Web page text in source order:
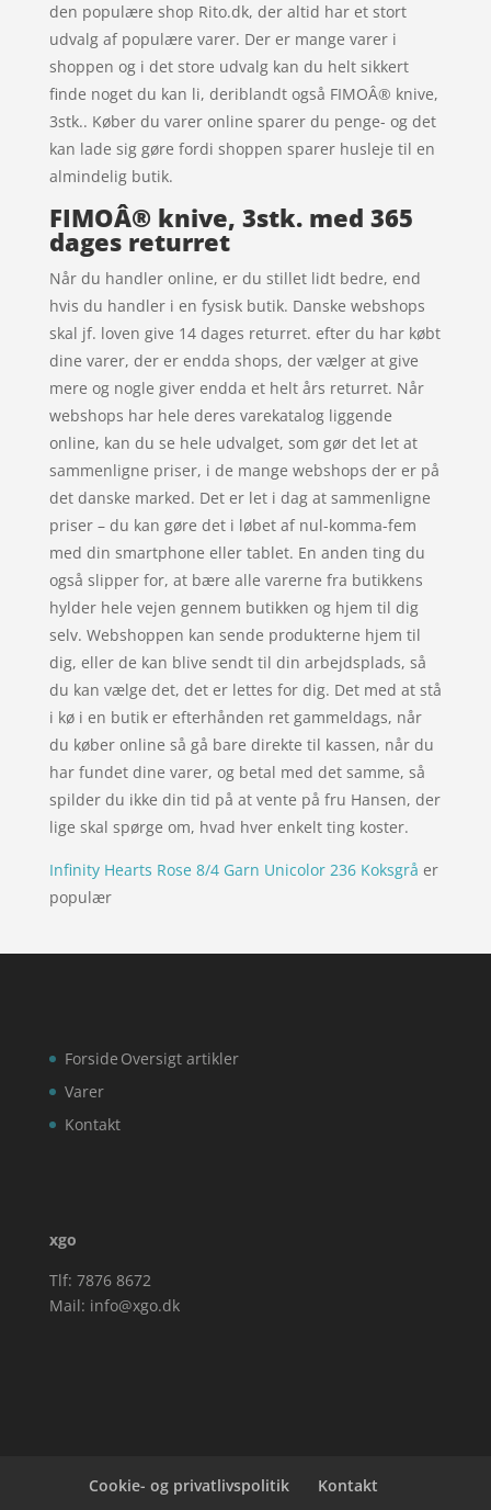
den populære shop Rito.dk, der altid har et stort
udvalg af populære varer. Der er mange varer i
shoppen og i det store udvalg kan du helt sikkert
finde noget du kan li, deriblandt også FIMOÂ® knive,
3stk.. Køber du varer online sparer du penge- og det
kan lade sig gøre fordi shoppen sparer husleje til en
almindelig butik.
FIMOÂ® knive, 3stk. med 365
dages returret
Når du handler online, er du stillet lidt bedre, end
hvis du handler i en fysisk butik. Danske webshops
skal jf. loven give 14 dages returret. efter du har købt
dine varer, der er endda shops, der vælger at give
mere og nogle giver endda et helt års returret. Når
webshops har hele deres varekatalog liggende
online, kan du se hele udvalget, som gør det let at
sammenligne priser, i de mange webshops der er på
det danske marked. Det er let i dag at sammenligne
priser – du kan gøre det i løbet af nul-komma-fem
med din smartphone eller tablet. En anden ting du
også slipper for, at bære alle varerne fra butikkens
hylder hele vejen gennem butikken og hjem til dig
selv. Webshoppen kan sende produkterne hjem til
dig, eller de kan blive sendt til din arbejdsplads, så
du kan vælge det, det er lettes for dig. Det med at stå
i kø i en butik er efterhånden ret gammeldags, når
du køber online så gå bare direkte til kassen, når du
har fundet dine varer, og betal med det samme, så
spilder du ikke din tid på at vente på fru Hansen, der
lige skal spørge om, hvad hver enkelt ting koster.
Infinity Hearts Rose 8/4 Garn Unicolor 236 Koksgrå er
populær
Forside
Varer
Kontakt
Oversigt artikler
xgo
Tlf: 7876 8672
Mail: info@xgo.dk
Cookie- og privatlivspolitik Kontakt